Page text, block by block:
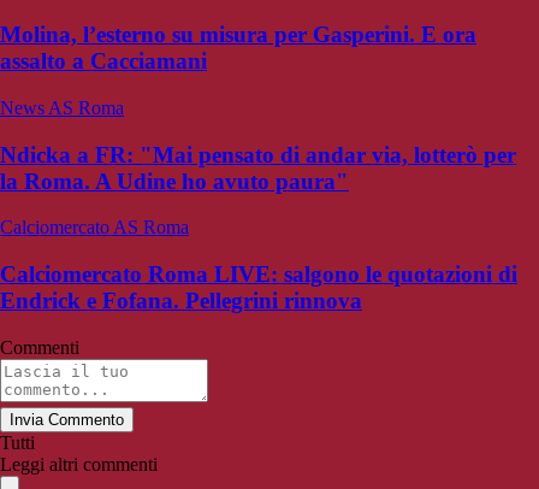
Molina, l’esterno su misura per Gasperini. E ora
assalto a Cacciamani
News AS Roma
Ndicka a FR: "Mai pensato di andar via, lotterò per
la Roma. A Udine ho avuto paura"
Calciomercato AS Roma
Calciomercato Roma LIVE: salgono le quotazioni di
Endrick e Fofana. Pellegrini rinnova
Commenti
Invia Commento
Tutti
Leggi altri commenti